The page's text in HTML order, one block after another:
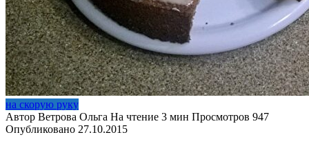
на скорую руку
Автор Ветрова Ольга На чтение 3 мин Просмотров 947
Опубликовано 27.10.2015